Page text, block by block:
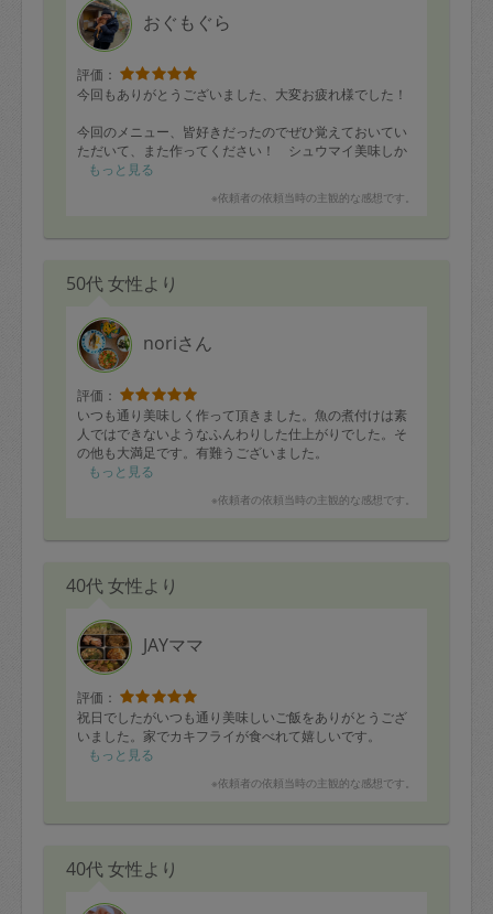
果物やサラダのカットや下処理など細やかなところ配慮
して頂き、心も身体も癒されます。面倒な油の処理から
キッチンまでキレイにして頂き、いつもありがとうござ
います。
おぐもぐら
評価：
今回もありがとうございました、大変お疲れ様でした！
今回のメニュー、皆好きだったのでぜひ覚えておいてい
ただいて、また作ってください！ シュウマイ美味しか
ったです！ あと、鯛の塩昆布のや、切り干し大根と鶏
次回は、ピカタと中華の他に、お好み焼きお願いできま
もっと見る
※依頼者の依頼当時の主観的な感想です。
50代 女性より
noriさん
評価：
いつも通り美味しく作って頂きました。魚の煮付けは素
人ではできないようなふんわりした仕上がりでした。そ
の他も大満足です。有難うございました。
もっと見る
※依頼者の依頼当時の主観的な感想です。
40代 女性より
JAYママ
評価：
祝日でしたがいつも通り美味しいご飯をありがとうござ
いました。家でカキフライが食べれて嬉しいです。
もっと見る
※依頼者の依頼当時の主観的な感想です。
40代 女性より